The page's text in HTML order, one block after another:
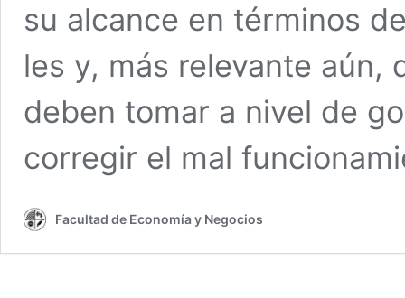
su alcance en términos
les y, más relevante aún,
deben tomar a nivel de
corregir el mal
Facultad de Economía y Negocios